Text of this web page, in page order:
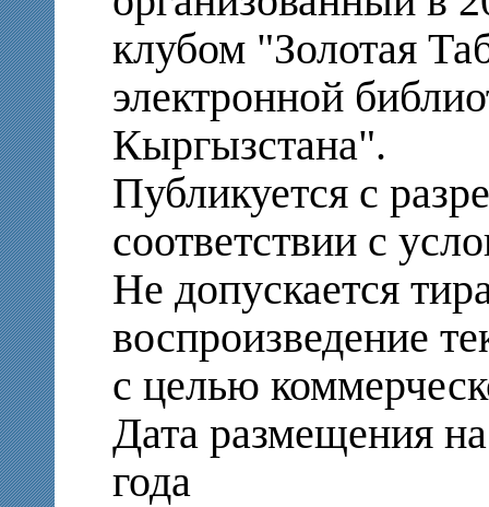
клубом "Золотая
электронной
Кыргызстана".
Публикуется с
соответствии с
Не допускается
воспроизведение
с целью
Дата размещения
года